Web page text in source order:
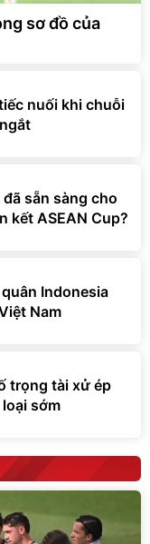
sơ đồ của
nuối khi chuỗi
sẵn sàng cho
kết ASEAN Cup?
Indonesia
Nam
trọng tài xử ép
sớm